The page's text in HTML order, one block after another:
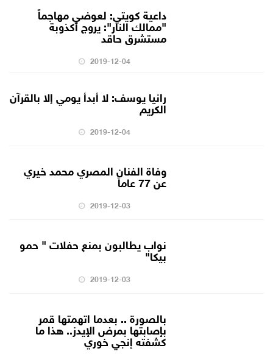
داعية كويتي: لعوضي مهاجماً
"ممالك النار": يروج أكذوبة
مستشرق حاقد
2019-12-04
رانيا يوسف: لا أبدأ يومي إلا بالقرآن
الكريم
2019-12-04
وفاة الفنان المصري محمد خيري
عن 77 عاماً
2019-12-03
نواب يطالبون بمنع حفلات " حمو
بيكا"
2019-12-03
بالصورة .. بعدما اتهمتها قمر
بإصابتها بمرض الإيدز.. هذا ما
كشفته إنجي خوري